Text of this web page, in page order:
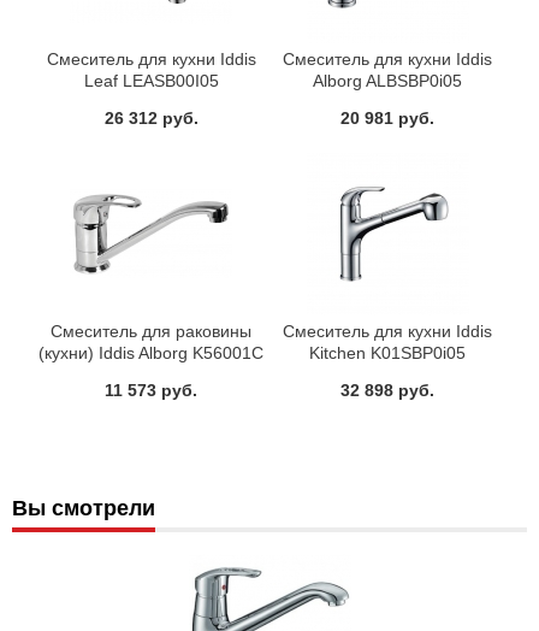
Смеситель для кухни Iddis
Leaf LEASB00I05
26 312 руб.
Смеситель для кухни Iddis
Alborg ALBSBP0i05
20 981 руб.
Смеситель для раковины
(кухни) Iddis Alborg K56001C
11 573 руб.
Смеситель для кухни Iddis
Kitchen K01SBP0i05
32 898 руб.
Вы смотрели